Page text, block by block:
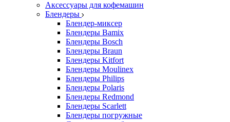
Аксессуары для кофемашин
Блендеры
Блендер-миксер
Блендеры Bamix
Блендеры Bosch
Блендеры Braun
Блендеры Kitfort
Блендеры Moulinex
Блендеры Philips
Блендеры Polaris
Блендеры Redmond
Блендеры Scarlett
Блендеры погружные